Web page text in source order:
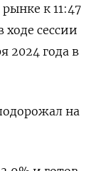
⁠к 11:47
ходе сессии
2024 года в
на